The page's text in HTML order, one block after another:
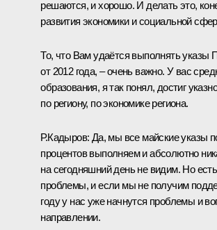
решаются, и хорошо. И делать это,
развития экономики и социальной
То, что Вам удаётся выполнять указы
от 2012 года, – очень важно. У вас
образования, я так понял, достиг
по региону, по экономике региона.
Р.Кадыров: Да, мы все майские указы
процентов выполняем и абсолютно
на сегодняшний день не видим. Но
проблемы, и если мы не получим
году у нас уже начнутся проблемы и
направлении.